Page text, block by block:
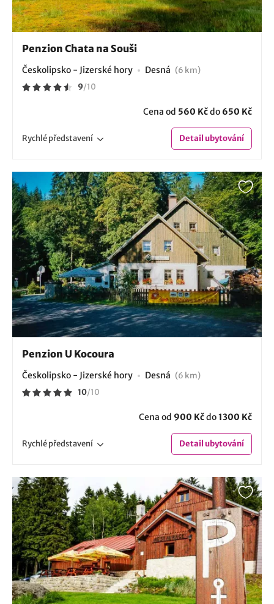
Penzion Chata na Souši
Českolipsko - Jizerské hory Desná (6 km)
9/10
Cena od 560 Kčdo 650 Kč
Rychlépředstavení Detailubytování
Penzion U Kocoura
Českolipsko - Jizerské hory Desná (6 km)
10/10
Cena od 900 Kčdo1300 Kč
Rychlépředstavení Detailubytování